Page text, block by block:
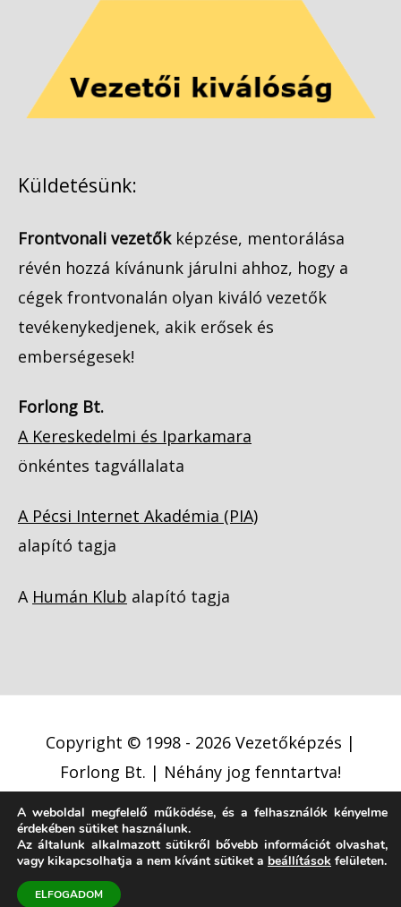
Küldetésünk:
Frontvonali vezetőkképzése, mentorálása
révén hozzá kívánunk járulni ahhoz, hogy a
cégek frontvonalán olyan kiváló vezetők
tevékenykedjenek, akik erősek és
emberségesek!
Forlong Bt.
A Kereskedelmi és Iparkamara
önkéntes tagvállalata
A Pécsi Internet Akadémia (PIA)
alapító tagja
A Humán Klub alapító tagja
Copyright © 1998 - 2026 Vezetőképzés |
Forlong Bt. | Néhány jog fenntartva!
Adatkezelési tájékoztató
Cookie (süti) szabályzat
Jogi nyilatkozat
A weboldal megfelelő működése, és a felhasználók kényelme
érdekében sütiket használunk.
Az általunk alkalmazott sütikről bővebb információt olvashat,
vagy kikapcsolhatja a nem kívánt sütiket a beállítások felületen.
ELFOGADOM